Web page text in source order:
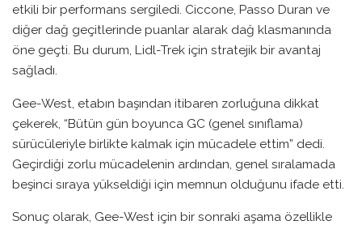
etkili bir performans sergiledi. Ciccone, Passo Duran ve
diğer dağ geçitlerinde puanlar alarak dağ klasmanında
öne geçti. Bu durum, Lidl-Trek için stratejik bir avantaj
sağladı.
Gee-West, etabın başından itibaren zorluğuna dikkat
çekerek, “Bütün gün boyunca GC (genel sınıflama)
sürücüleriyle birlikte kalmak için mücadele ettim” dedi.
Geçirdiği zorlu mücadelenin ardından, genel sıralamada
beşinci sıraya yükseldiği için memnun olduğunu ifade etti.
Sonuç olarak, Gee-West için bir sonraki aşama özellikle